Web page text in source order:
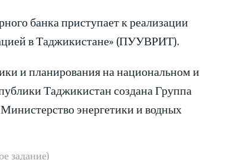
банка приступает к реализации
в Таджикистане» (ПУУВРИТ).
и планирования на национальном и
Таджикистан создана Группа
энергетики и водных
задание)